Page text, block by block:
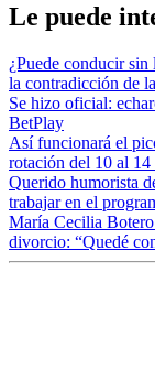
Le puede
¿Puede conducir
la contradicción de
Se hizo oficial:
BetPlay
Así funcionará el
rotación del 10 al 14
Querido humorista
trabajar en el
María Cecilia
divorcio: “Quedé